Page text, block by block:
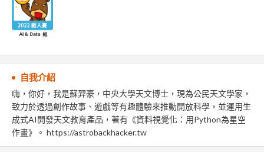
自我介紹
嗨，你好，我是蘇羿豪，中央大學天文博士，現為公民天文學家，
致力於透過創作故事、遊戲等有趣體驗來推動開放科學，並運用生
成式AI開發天文教育產品，著有《資料視覺化：用Python為星空
作畫》。 https://astrobackhacker.tw